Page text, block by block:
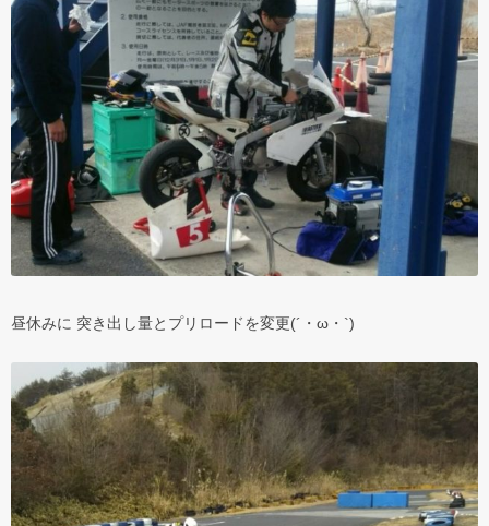
昼休みに 突き出し量とプリロードを変更(´・ω・`)